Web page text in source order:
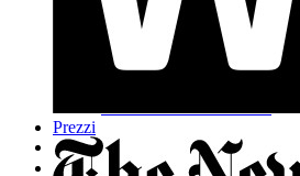
Integrazioni
Access Intelligence
Prezzi
Download
Funzionalità